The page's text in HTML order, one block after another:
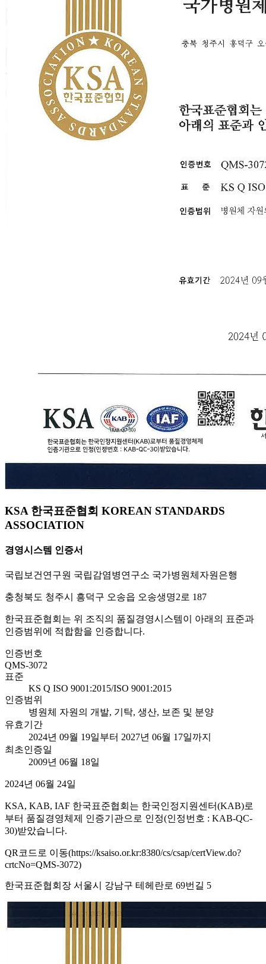
KSA 한국표준협회 KOREAN STANDARDS
ASSOCIATION
경영시스템 인증서
국립보건연구원 국립감염병연구소 국가병원체자원은행
충청북도 청주시 흥덕구 오송읍 오송생명2로 187
한국표준협회는 위 조직의 품질경영시스템이 아래의 표준과
인증범위에 적합함을 인증합니다.
인증번호
QMS-3072
표준
KS Q ISO 9001:2015/ISO 9001:2015
인증범위
병원체 자원의 개발, 기탁, 생산, 보존 및 분양
유효기간
2024년 09월 19일부터 2027년 06월 17일까지
최초인증일
2009년 06월 18일
2024년 06월 24일
KSA, KAB, IAF 한국표준협회는 한국인정지원센터(KAB)로
부터 품질경영체제 인증기관으로 인정(인정번호 : KAB-QC-
30)받았습니다.
QR코드로 이동(https://ksaiso.or.kr:8380/cs/csap/certView.do?
crtcNo=QMS-3072)
한국표준협회장 서울시 강남구 테헤란로 69번길 5